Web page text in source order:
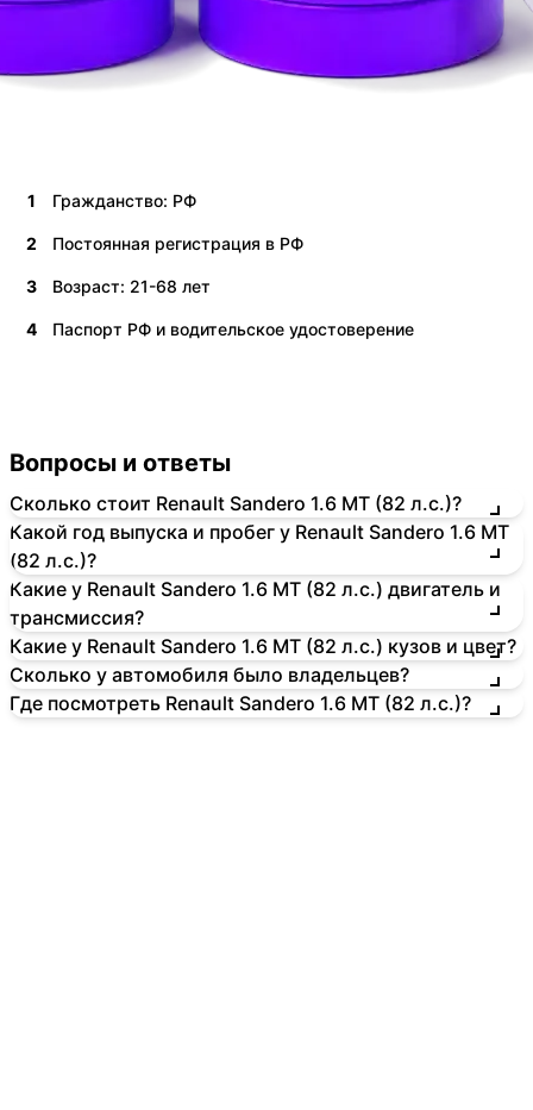
1 Гражданство: РФ
2 Постоянная регистрация в РФ
3 Возраст: 21-68 лет
4 Паспорт РФ и водительское удостоверение
Вопросы и ответы
Сколько стоит Renault Sandero 1.6 MT (82 л.с.)?
Какой год выпуска и пробег у Renault Sandero 1.6 MT
(82 л.с.)?
Какие у Renault Sandero 1.6 MT (82 л.с.) двигатель и
трансмиссия?
Какие у Renault Sandero 1.6 MT (82 л.с.) кузов и цвет?
Сколько у автомобиля было владельцев?
Где посмотреть Renault Sandero 1.6 MT (82 л.с.)?